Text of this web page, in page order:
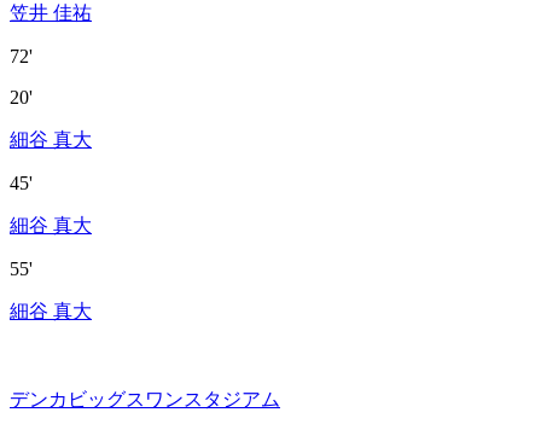
笠井 佳祐
72'
20'
細谷 真大
45'
細谷 真大
55'
細谷 真大
デンカビッグスワンスタジアム